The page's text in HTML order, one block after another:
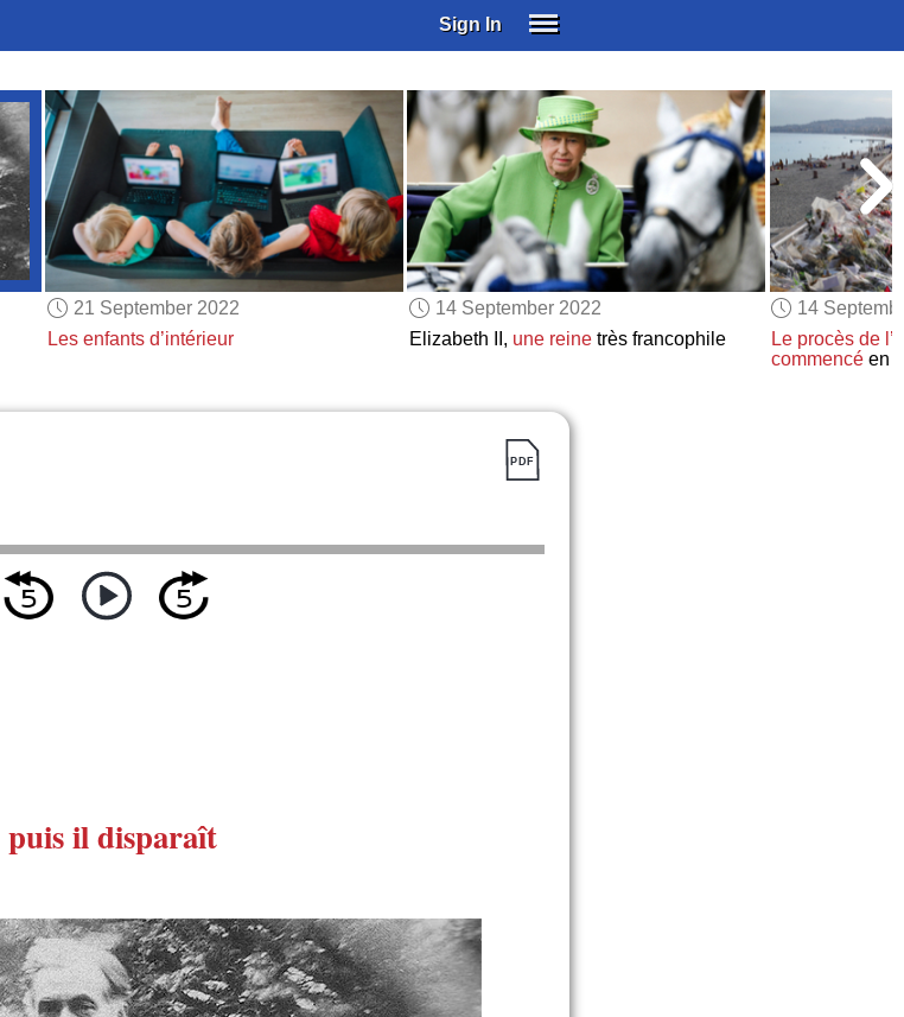
Sign In
SUBSCRIBE
EDUCATIONAL LICENSES
GIFT CARDS
OTHER LANGUAGES
ABOUT US
ALEXA
ADJUST COLORS
21 September 2022
Les enfants d’intérieur
14 September 2022
Elizabeth II, une reinetrès francophile
14
Le procès de
commencé en
puis il disparaît